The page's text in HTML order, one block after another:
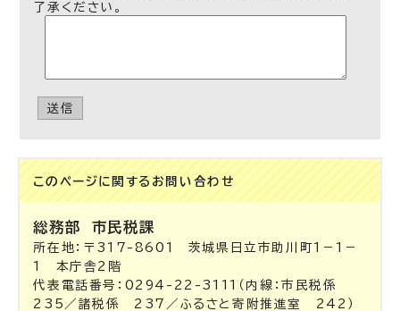
了承ください。
送信
このページに関する お問い合わせ
総務部 市民税課
所在地：〒317-8601 茨城県日立市助川町1－1－
1 本庁舎2階
代表電話番号：0294-22-3111（内線：市民税係
235／諸税係 237／ふるさと寄附推進室 242）